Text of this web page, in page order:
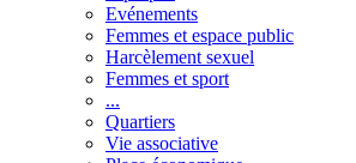
Evénements
Femmes et espace public
Harcèlement sexuel
Femmes et sport
...
Quartiers
Vie associative